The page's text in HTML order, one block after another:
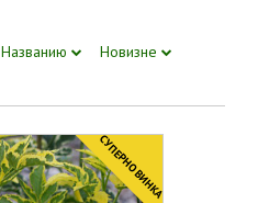
Названию Новизне
CУПЕРНОВИНКА